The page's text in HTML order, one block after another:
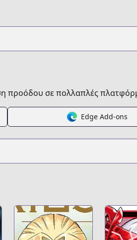
遊☆戯☆王
προόδου σε πολλαπλές
Edge Add-ons